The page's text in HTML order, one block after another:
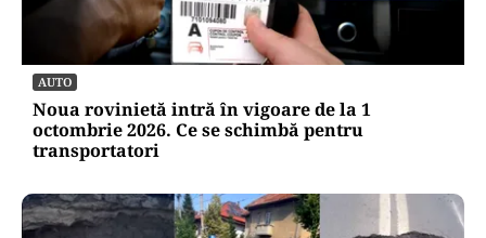
AUTO
Noua rovinietă intră în vigoare de la 1
octombrie 2026. Ce se schimbă pentru
transportatori